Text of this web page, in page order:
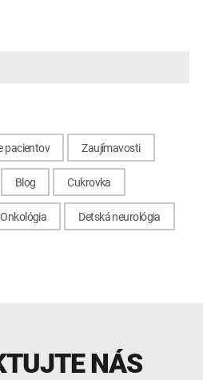
pacientov Zaujímavosti
Blog Cukrovka
Onkológia Detská neurológia
NÁS